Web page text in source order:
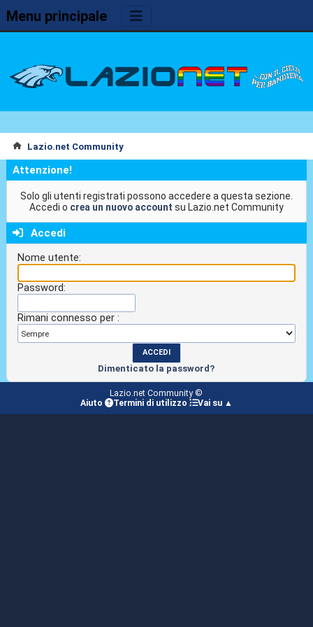
Menu principale
Lazio.net Community
Attenzione!
Solo gli utenti registrati possono accedere a questa sezione.
Accedi o crea un nuovo account su Lazio.net Community
Accedi
Nome utente:
Password:
Rimani connesso per :
Dimenticato la password?
Lazio.net Community ©
Aiuto
Termini di utilizzo Vai su ▲